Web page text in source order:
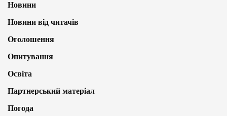
Новини
Новини від читачів
Оголошення
Опитування
Освіта
Партнерський матеріал
Погода